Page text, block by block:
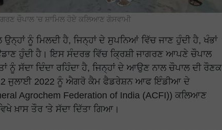
ਚੌਪਾਲ 'ਚ ਸ਼ਾਮਿਲ ਹੋਏ ਕਲਿਆਣ ਗੋਸਵਾਮੀ
ਉਨ੍ਹਾਂ ਨੂੰ ਮਿਲਦੀ ਹੈ, ਜਿਨ੍ਹਾਂ ਦੇ ਸੁਪਨਿਆਂ ਵਿੱਚ ਜਾਣ ਹੁੰਦੀ ਹੈ, ਖੰਭਾਂ
ਹੁੰਦੀ ਹੈ। ਇਸ ਸੰਦਰਭ ਵਿੱਚ ਕ੍ਰਿਸ਼ੀ ਜਾਗਰਣ ਆਪਣੇ ਚੌਪਾਲ
ਨੂੰ ਸੱਦਾ ਦਿੰਦਾ ਰਹਿੰਦਾ ਹੈ, ਜਿਨ੍ਹਾਂ ਦੇ ਆਉਣ ਨਾਲ ਚੌਪਾਲ ਦੀ ਰੌਣਕ
12 ਜੁਲਾਈ 2022 ਨੂੰ ਐਗਰੋ ਕੈਮ ਫੈਡਰੇਸ਼ਨ ਆਫ ਇੰਡੀਆ ਦੇ
Agrochem Federation of India (ACFI)) ਕਲਿਆਣ
ਖ਼ਾਸ ਤੌਰ 'ਤੇ ਸੱਦਾ ਦਿੱਤਾ ਗਿਆ।